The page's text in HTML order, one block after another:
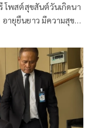
พสต์สุขสันต์วันเกิดนา
ายุยืนยาว มีความสุข